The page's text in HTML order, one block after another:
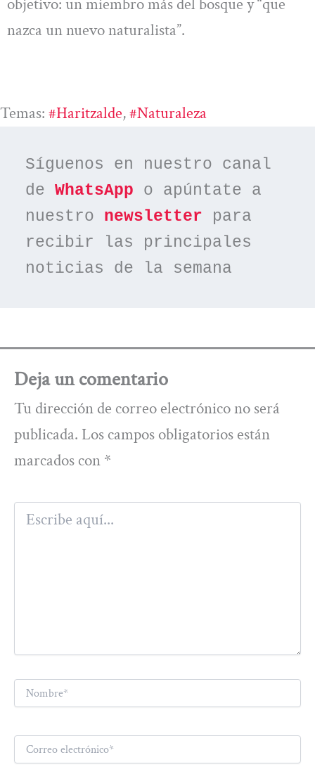
objetivo: un miembro más del bosque y “que
nazca un nuevo naturalista”.
Temas: #haritzalde, #naturaleza
Síguenos en nuestro canal
de WhatsApp o apúntate a
nuestro newsletter para
recibir las principales
noticias de la semana
Deja un comentario
Tu dirección de correo electrónico no será
publicada. Los campos obligatorios están
marcados con *
Escribe
aquí...
Correo
electrónico*